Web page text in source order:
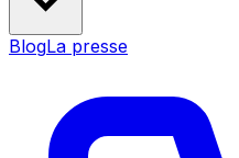
BlogLa presse